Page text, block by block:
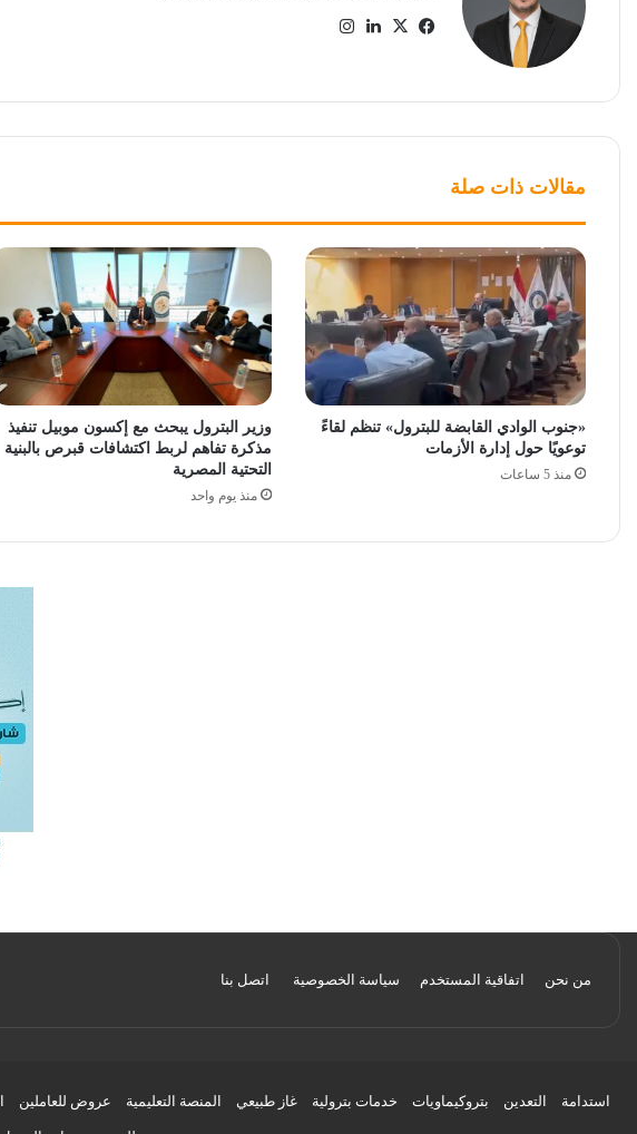
فيسبوك
‫X لينكدإن
مقالات ذات صلة
«جنوب الوادي القابضة للبترول» تنظم لقاءً
توعويًا حول إدارة الأزمات
منذ 5 ساعات
وزير البترول يبحث مع إكسون موبيل تنفيذ
مذكرة تفاهم لربط اكتشافات قبرص بالبنية
التحتية المصرية
منذ يوم واحد
من نحن اتفاقية المستخدم سياسة الخصوصية اتصل بنا
استدامة التعدين بتروكيماويات خدمات بترولية غاز طبيعي المنصة التعليمية عروض للعاملين